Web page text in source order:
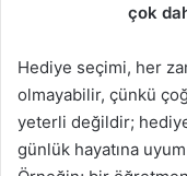
çok
Hediye seçimi, her
olmayabilir, çünkü
yeterli değildir;
günlük hayatına